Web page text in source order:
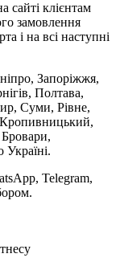
сайті клієнтам
замовлення
і на всі наступні
Запоріжжя,
Полтава,
Суми, Рівне,
Кропивницький,
Telegram,